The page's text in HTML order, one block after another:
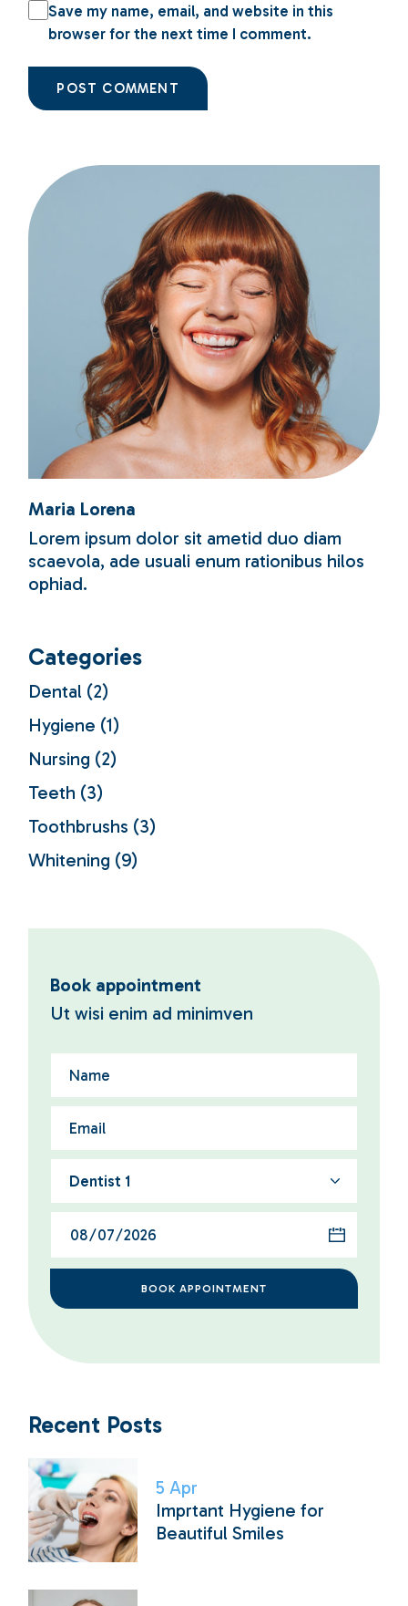
Save my name, email, and website in this
browser for the next time I comment.
POST COMMENT
Maria Lorena
Lorem ipsum dolor sit ametid duo diam
scaevola, ade usuali enum rationibus hilos
ophiad.
Categories
Dental (2)
Hygiene (1)
Nursing (2)
Teeth (3)
Toothbrushs (3)
Whitening (9)
Book appointment
Ut wisi enim ad minimven
Dentist 1
BOOK APPOINTMENT
Recent Posts
5 Apr
Imprtant Hygiene for
Beautiful Smiles